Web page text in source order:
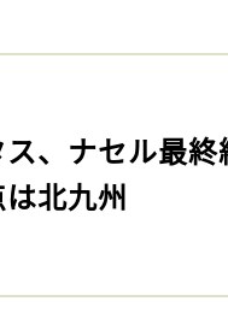
ス、ナセル最
北九州
に入りに
インが必